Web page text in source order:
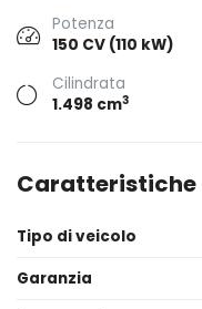
Potenza
150 CV (110 kW)
Cilindrata
1.498 cm3
Caratteristiche
Tipo di veicolo
Garanzia